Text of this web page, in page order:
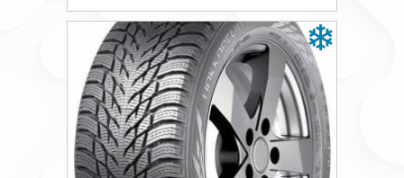
Диаметр ступицы 60,1
Антрацитовый